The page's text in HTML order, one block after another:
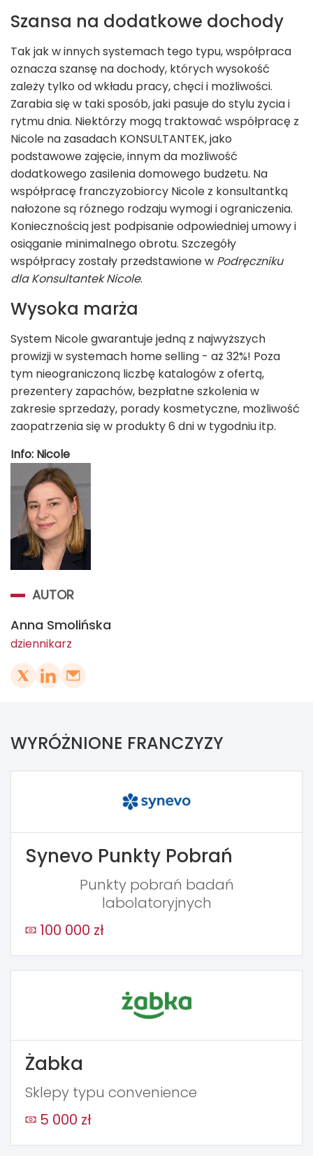
Szansa na dodatkowe dochody
Tak jak w innych systemach tego typu, współpraca
oznacza szansę na dochody, których wysokość
zależy tylko od wkładu pracy, chęci i możliwości.
Zarabia się w taki sposób, jaki pasuje do stylu życia i
rytmu dnia. Niektórzy mogą traktować współpracę z
Nicole na zasadach KONSULTANTEK, jako
podstawowe zajęcie, innym da możliwość
dodatkowego zasilenia domowego budżetu. Na
współpracę franczyzobiorcy Nicole z konsultantką
nałożone są różnego rodzaju wymogi i ograniczenia.
Koniecznością jest podpisanie odpowiedniej umowy i
osiąganie minimalnego obrotu. Szczegóły
współpracy zostały przedstawione w Podręczniku
dla Konsultantek Nicole.
Wysoka marża
System Nicole gwarantuje jedną z najwyższych
prowizji w systemach home selling - aż 32%! Poza
tym nieograniczoną liczbę katalogów z ofertą,
prezentery zapachów, bezpłatne szkolenia w
zakresie sprzedaży, porady kosmetyczne, możliwość
zaopatrzenia się w produkty 6 dni w tygodniu itp.
Info: Nicole
AUTOR
Anna Smolińska
dziennikarz
WYRÓŻNIONE FRANCZYZY
Synevo Punkty Pobrań
Punkty pobrań badań
labolatoryjnych
100 000 zł
Żabka
Sklepy typu convenience
5 000 zł